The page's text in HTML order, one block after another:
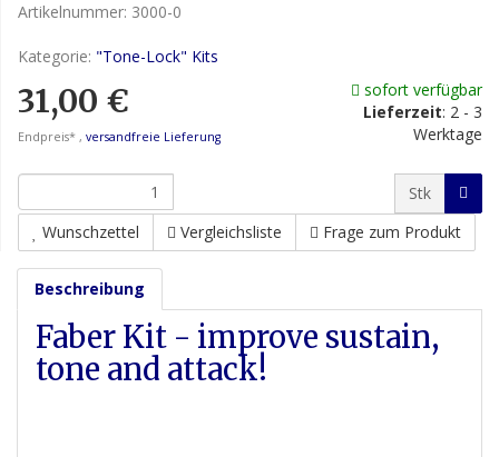
Artikelnummer: 3000-0
Kategorie: "Tone-Lock" Kits
31,00 €
Endpreis* , versandfreie Lieferung
sofort verfügbar
Lieferzeit: 2 - 3
Werktage
Stk
Wunschzettel
Vergleichsliste Frage zum Produkt
Beschreibung
Faber Kit - improve sustain,
tone and attack!